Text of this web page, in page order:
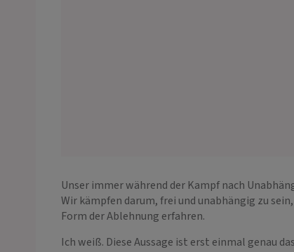
Unser immer während der Kampf nach
Wir kämpfen darum, frei und unabhängig zu
Form der Ablehnung erfahren.
Ich weiß. Diese Aussage ist erst einmal genau